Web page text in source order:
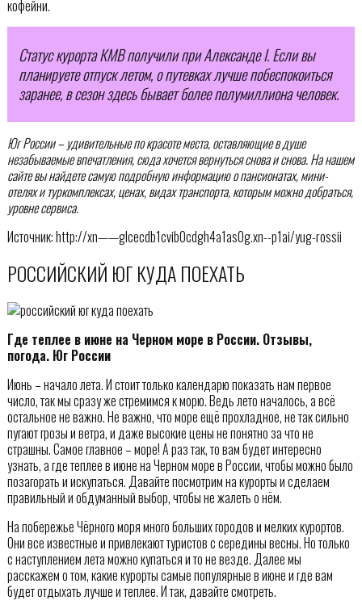
кофейни.
Статус курорта КМВ получили при Александе І. Если вы
планируете отпуск летом, о путевках лучше побеспокоиться
заранее, в сезон здесь бывает более полумиллиона человек.
Юг России – удивительные по красоте места, оставляющие в душе
незабываемые впечатления, сюда хочется вернуться снова и снова. На нашем
сайте вы найдете самую подробную информацию о пансионатах, мини-
отелях и туркомплексах, ценах, видах транспорта, которым можно добраться,
уровне сервиса.
Источник: http://xn——glcecdb1cvib0cdgh4a1as0g.xn--p1ai/yug-rossii
РОССИЙСКИЙ ЮГ КУДА ПОЕХАТЬ
Где теплее в июне на Черном море в России. Отзывы,
погода. Юг России
Июнь – начало лета. И стоит только календарю показать нам первое
число, так мы сразу же стремимся к морю. Ведь лето началось, а всё
остальное не важно. Не важно, что море ещё прохладное, не так сильно
пугают грозы и ветра, и даже высокие цены не понятно за что не
страшны. Самое главное – море! А раз так, то вам будет интересно
узнать, а где теплее в июне на Черном море в России, чтобы можно было
позагорать и искупаться. Давайте посмотрим на курорты и сделаем
правильный и обдуманный выбор, чтобы не жалеть о нём.
На побережье Чёрного моря много больших городов и мелких курортов.
Они все известные и привлекают туристов с середины весны. Но только
с наступлением лета можно купаться и то не везде. Далее мы
расскажем о том, какие курорты самые популярные в июне и где вам
будет отдыхать лучше и теплее. И так, давайте смотреть.